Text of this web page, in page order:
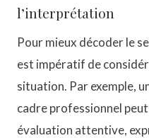
l’interprétation
Pour mieux décoder le
est impératif de
situation. Par exemple,
cadre professionnel
évaluation attentive,